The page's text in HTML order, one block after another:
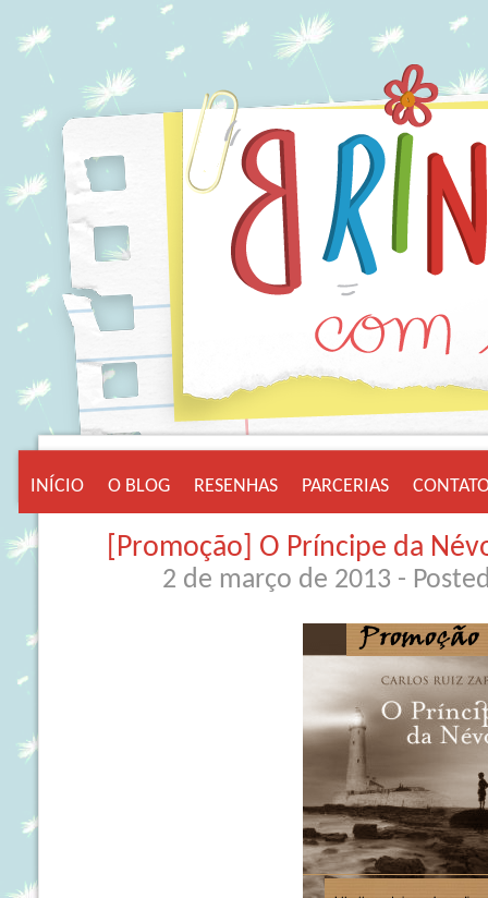
INÍCIO O BLOG RESENHAS PARCERIAS
[Promoção] O Príncipe da
2 de março de 2013 -